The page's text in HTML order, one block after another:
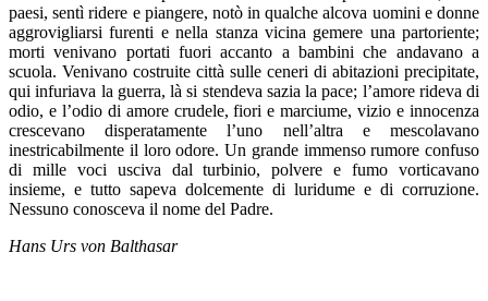
paesi, sentì ridere e piangere, notò in qualche alcova uomini e donne
ag­grovigliarsi furenti e nella stanza vicina gemere una partoriente;
morti venivano portati fuori accanto a bambini che andavano a
scuola. Venivano costruite città sulle ceneri di abitazioni precipitate,
qui infuria­va la guerra, là si stendeva sazia la pace; l’amore ri­deva di
odio, e l’odio di amore crudele, fiori e mar­ciume, vizio e innocenza
crescevano disperatamente l’uno nell’altra e mescolavano
inestricabilmente il lo­ro odore. Un grande immenso rumore confuso
di mil­le voci usciva dal turbinio, polvere e fumo vorticava­no
insieme, e tutto sapeva dolcemente di luridume e di corruzione.
Nessuno conosceva il nome del Padre.
Hans Urs von Balthasar